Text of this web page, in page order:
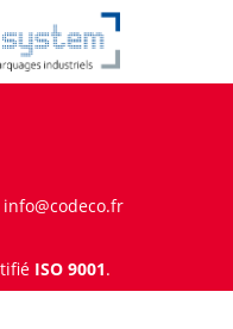
ISO 9001.